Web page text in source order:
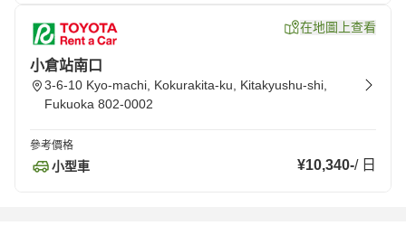
在地圖上查看
小倉站南口
3-6-10 Kyo-machi, Kokurakita-ku, Kitakyushu-shi,
Fukuoka 802-0002
參考價格
小型車 ¥10,340-/ 日